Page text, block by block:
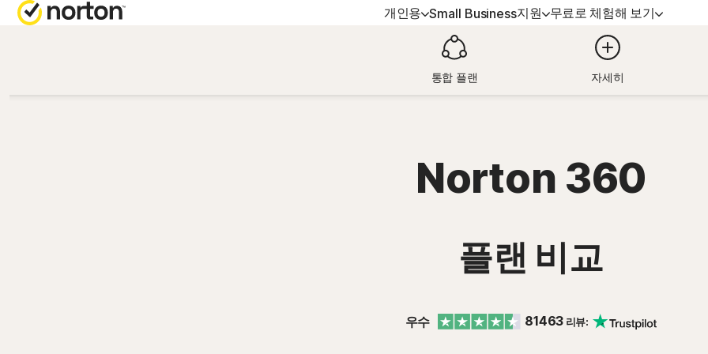
개인용
장치 보안
Android용 Norton Mobile
Security™
Small Business지원 무료로 체험해 보기
무료로 체험해 보기
통합 플랜 자세히
Norton 360
플랜 비교
우수 81463리뷰: